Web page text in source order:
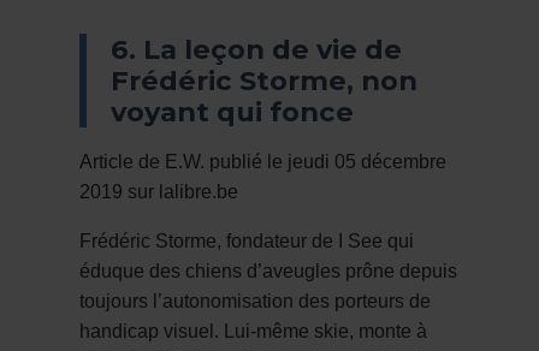
6. La leçon de vie de
Frédéric Storme, non
voyant qui fonce
Article de E.W. publié le jeudi 05 décembre
2019 sur lalibre.be
Frédéric Storme, fondateur de I See qui
éduque des chiens d’aveugles prône depuis
toujours l’autonomisation des porteurs de
handicap visuel. Lui-même skie, monte à